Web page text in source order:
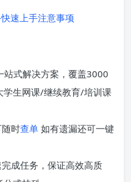
速上手注意事项
站式解决方案，覆盖3000
学生网课/继续教育/培训课
时查单 如有遗漏还可一键
成任务，保证高效高质